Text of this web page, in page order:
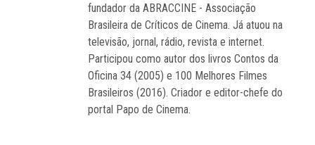
fundador da ABRACCINE - Associação
Brasileira de Críticos de Cinema. Já atuou na
televisão, jornal, rádio, revista e internet.
Participou como autor dos livros Contos da
Oficina 34 (2005) e 100 Melhores Filmes
Brasileiros (2016). Criador e editor-chefe do
portal Papo de Cinema.